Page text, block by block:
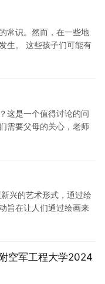
常识。然而，在一些地
生。 这些孩子们可能有
这是一个值得讨论的问
需要父母的关心，老师
兴的艺术形式，通过绘
旨在让人们通过绘画来
空军工程大学2024